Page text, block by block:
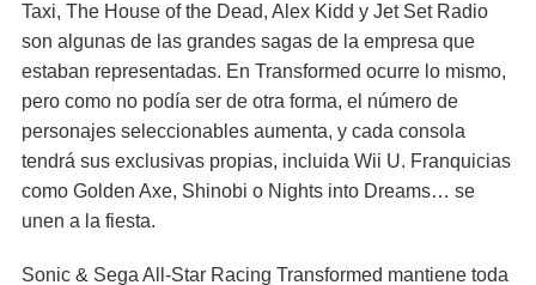
Taxi, The House of the Dead, Alex Kidd y Jet Set Radio
son algunas de las grandes sagas de la empresa que
estaban representadas. En Transformed ocurre lo mismo,
pero como no podía ser de otra forma, el número de
personajes seleccionables aumenta, y cada consola
tendrá sus exclusivas propias, incluida Wii U. Franquicias
como Golden Axe, Shinobi o Nights into Dreams… se
unen a la fiesta.
Sonic & Sega All-Star Racing Transformed mantiene toda